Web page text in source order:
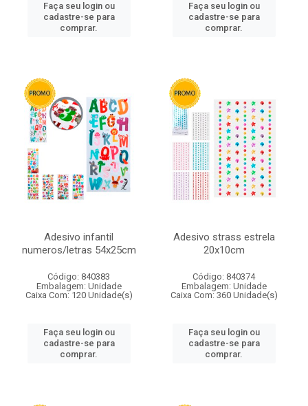
Faça seu login ou
cadastre-se para
comprar.
Faça seu login ou
cadastre-se para
comprar.
Adesivo infantil
numeros/letras 54x25cm
Código: 840383
Embalagem: Unidade
Caixa Com: 120 Unidade(s)
Faça seu login ou
cadastre-se para
comprar.
Adesivo strass estrela
20x10cm
Código: 840374
Embalagem: Unidade
Caixa Com: 360 Unidade(s)
Faça seu login ou
cadastre-se para
comprar.